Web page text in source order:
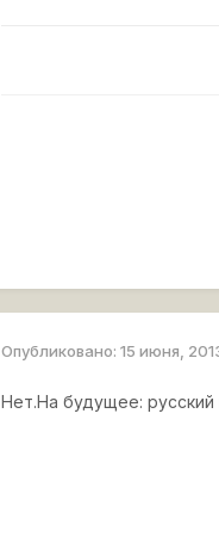
Опубликовано:15 июня,
Нет.На будущее: русский